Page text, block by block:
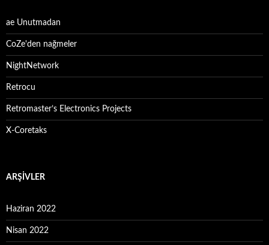
ae Unutmadan
CoZe'den nağmeler
NightNetwork
Retrocu
Retromaster’s Electronics Projects
X-Coretaks
ARŞIVLER
Haziran 2022
Nisan 2022